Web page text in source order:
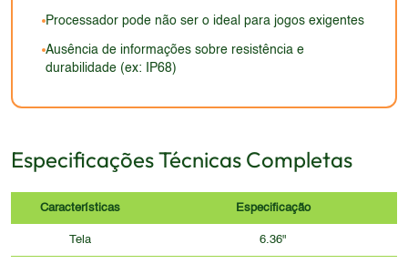
Processador pode não ser o ideal para jogos exigentes
Ausência de informações sobre resistência e
durabilidade (ex: IP68)
Especificações Técnicas Completas
Características Especificação
Tela 6.36"